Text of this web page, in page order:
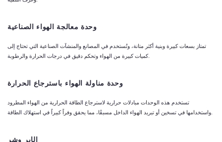
وحدة معالجة الهواء الصناعية
تمتاز بسعات كبيرة وبنية أكثر متانة، وتُستخدم في المصانع والمنشآت الصناعية التي تحتاج إلى
كميات كبيرة من الهواء وتحكم دقيق في درجات الحرارة والرطوبة.
وحدة مناولة الهواء باسترجاع الحرارة
تستخدم هذه الوحدات مبادلات حرارية لاسترجاع الطاقة الحرارية من الهواء المطرود
الإير وشر